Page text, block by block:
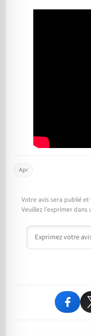
Apr
Votre avis sera publié
Veuillez l'exprimer dans
Commentaire